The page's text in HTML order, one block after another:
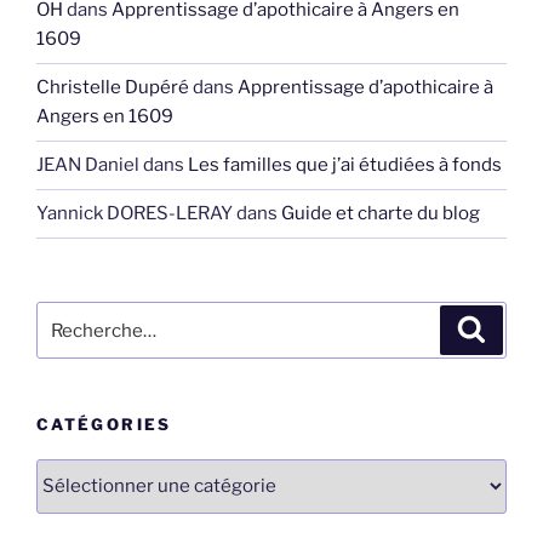
OH dans Apprentissage d’apothicaire à Angers en
1609
Christelle Dupéré dans Apprentissage d’apothicaire à
Angers en 1609
JEAN Daniel dans Les familles que j’ai étudiées à fonds
Yannick DORES-LERAYdans Guide et charte du blog
pour
CATÉGORIES
Catégories